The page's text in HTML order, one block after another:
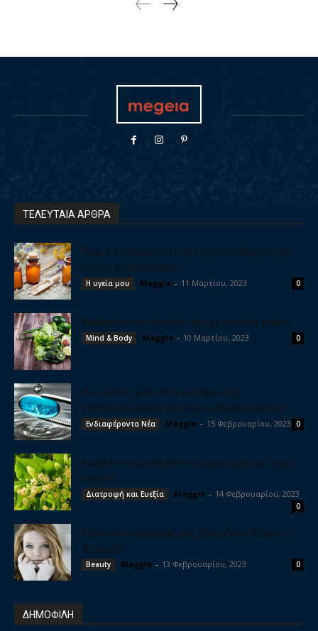
ΤΕΛΕΥΤΑΙΑ ΑΡΘΡΑ
Πως να εφαρμόσετε την ομοιοπαθητική σε
οξείες καταστάσεις
Η υγεία μου Maggie - 11 Μαρτίου, 2023 0
Καθαρίστε το συκώτι σας με φυσικό τρόπο
Mind & Body Maggie - 10 Μαρτίου, 2023 0
Το έξυπνο χάπι που καταργεί τη
γαστροσκόπηση και την κολονοσκόπηση
Ενδιαφέροντα Νέα Maggie - 15 Φεβρουαρίου, 2023 0
Καρδιοτονωτικά βότανα, για γερή και υγιή
καρδιά
Διατροφή και Ευεξία Maggie - 14 Φεβρουαρίου, 2023
0
Μυστικά ομορφιάς για βελούδινο δέρμα το
Χειμώνα
Beauty Maggie - 13 Φεβρουαρίου, 2023 0
ΔΗΜΟΦΙΛΗ